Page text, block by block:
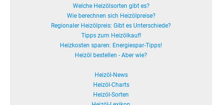
Welche Heizölsorten gibt es?
Wie berechnen sich Heizölpreise?
Regionaler Heizölpreis: Gibt es Unterschiede?
Tipps zum Heizölkauf!
Heizkosten sparen: Energiespar-Tipps!
Heizöl bestellen - Aber wie?
Heizöl-News
Heizöl-Charts
Heizöl-Sorten